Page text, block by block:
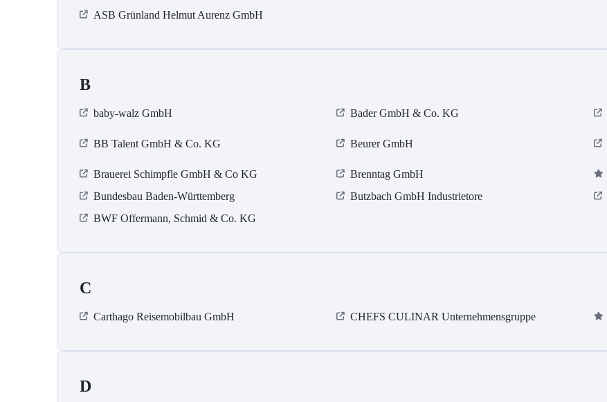
ASB Grün­land Helmut Au­renz GmbH
B
baby-walz GmbH Bader GmbH & Co. KG
BB Talent GmbH & Co. KG Beurer GmbH
Brauerei Schimpfle GmbH & Co KG
Brenntag GmbH
Bundesbau Baden-Württemberg
Butzbach GmbH Industrietore
BWF Offermann, Schmid & Co. KG
C
Carthago Reisemobilbau GmbH CHEFS CULINAR Unternehmensgruppe
D